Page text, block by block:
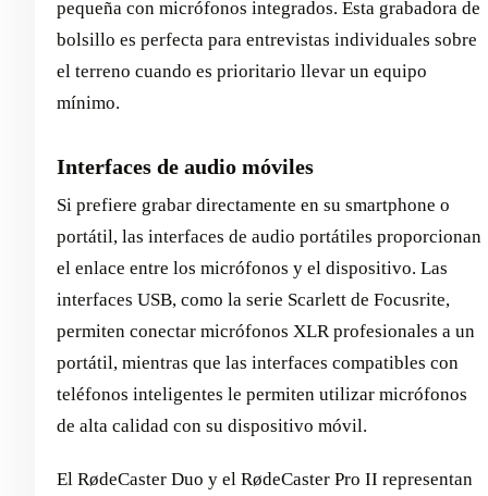
pequeña con micrófonos integrados. Esta grabadora de
bolsillo es perfecta para entrevistas individuales sobre
el terreno cuando es prioritario llevar un equipo
mínimo.
Interfaces de audio móviles
Si prefiere grabar directamente en su smartphone o
portátil, las interfaces de audio portátiles proporcionan
el enlace entre los micrófonos y el dispositivo. Las
interfaces USB, como la serie Scarlett de Focusrite,
permiten conectar micrófonos XLR profesionales a un
portátil, mientras que las interfaces compatibles con
teléfonos inteligentes le permiten utilizar micrófonos
de alta calidad con su dispositivo móvil.
El RødeCaster Duo y el RødeCaster Pro II representan